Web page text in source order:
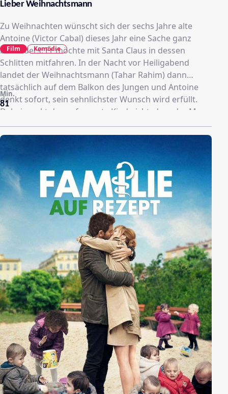
Lieber Weihnachtsmann
Zu Weihnachten wünscht sich der sechs Jahre alte
Antoine (Victor Cabal) dieses Jahr eine Sache ganz
besonders: Er möchte mit Santa Claus in dessen
Schlitten mitfahren. In der Nacht vor Heiligabend
landet der Weihnachtsmann (Tahar Rahim) dann
tatsächlich auf dem Balkon des Jungen und Antoine
denkt sofort, sein sehnlichster Wunsch wird erfüllt.
Dabei merkt das aufgeregte Kind nicht, dass der Mann
gar nicht der echte Santa Claus ist, sondern nur ein
verkleideter Einbrecher auf nächtlichem Raubzug
durch Paris. Der Verbrecher will trotz des kleinen
Zwischenfalls mit Antoine seinen Plan weiterverfolgen,
doch der kleine Junge lässt sich einfach nicht
abwimmeln. Er folgt dem vermeintlichen
Geschenkebringer über die Dächer der französischen
Hauptstadt und gemeinsam erleben der geschickte
Dieb und der träumende Junge ein außergewöhnliches
81
Min.
Film Komödie